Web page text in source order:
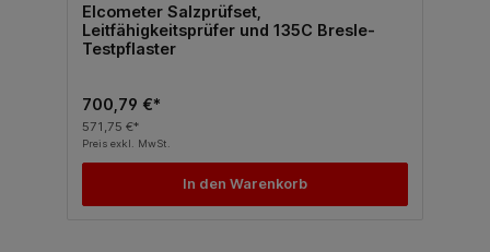
Elcometer Salzprüfset,
Leitfähigkeitsprüfer und 135C Bresle-
Testpflaster
700,79 €*
571,75 €*
Preis exkl. MwSt.
In den Warenkorb